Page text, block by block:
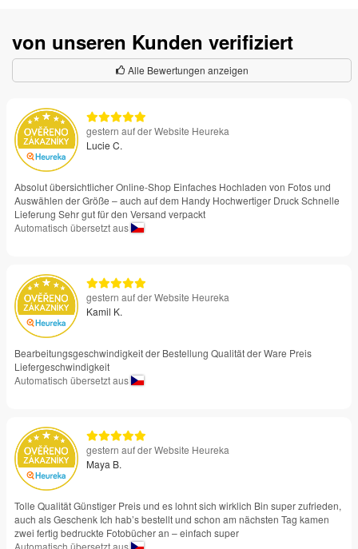
von unseren Kunden verifiziert
Alle Bewertungen anzeigen
gestern auf der Website Heureka
Lucie C.
Absolut übersichtlicher Online-Shop Einfaches Hochladen von Fotos und
Auswählen der Größe – auch auf dem Handy Hochwertiger Druck Schnelle
Lieferung Sehr gut für den Versand verpackt
Automatisch übersetzt aus
gestern auf der Website Heureka
Kamil K.
Bearbeitungsgeschwindigkeit der Bestellung Qualität der Ware Preis
Liefergeschwindigkeit
Automatisch übersetzt aus
gestern auf der Website Heureka
Maya B.
Tolle Qualität Günstiger Preis und es lohnt sich wirklich Bin super zufrieden,
auch als Geschenk Ich hab’s bestellt und schon am nächsten Tag kamen
zwei fertig bedruckte Fotobücher an – einfach super
Automatisch übersetzt aus